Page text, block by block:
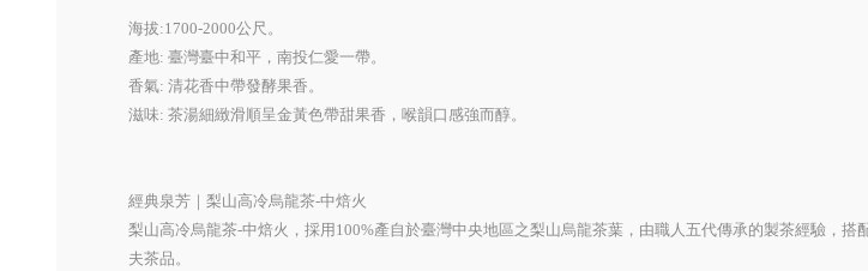
海拔:1700-2000公尺。
產地: 臺灣臺中和平，南投仁愛一帶。
香氣: 清花香中帶發酵果香。
滋味: 茶湯細緻滑順呈金黃色帶甜果香，喉韻口感強而醇。
經典泉芳｜梨山高冷烏龍茶-中焙火
梨山高冷烏龍茶-中焙火，採用100%產自於臺灣中央地區之梨山烏龍茶葉，由職人五代傳承的製茶經驗，
夫茶品。